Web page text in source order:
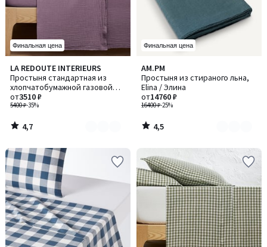
Финальная цена
LA REDOUTE INTERIEURS
Простыня стандартная из
хлопчатобумажной газовой
ткани, Kumla / Кумла
5400 ₽-35%
от3510 ₽
4,7
/ 5
Количество
цветов:
6
4,7
/
Финальная цена
AM.PM
Простыня из стираного льна,
Elina / Элина
16400 ₽-25%
от14760 ₽
4,5
/ 5
Количество
цветов:
6
4,5
/